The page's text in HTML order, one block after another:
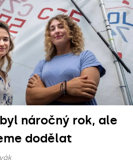
náročný rok, ale
dodělat